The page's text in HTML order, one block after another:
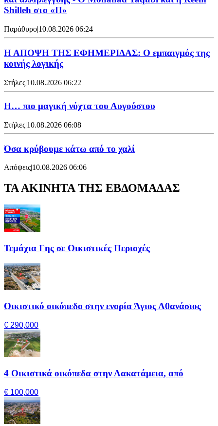
Shilleh στο «Π»
Παράθυρο|10.08.2026 06:24
Η ΑΠΟΨΗ ΤΗΣ ΕΦΗΜΕΡΙΔΑΣ: Ο εμπαιγμός της
κοινής λογικής
Στήλες|10.08.2026 06:22
Η… πιο μαγική νύχτα του Αυγούστου
Στήλες|10.08.2026 06:08
Όσα κρύβουμε κάτω από το χαλί
Απόψεις|10.08.2026 06:06
ΤΑ ΑΚΙΝΗΤΑ ΤΗΣ ΕΒΔΟΜΑΔΑΣ
Τεμάχια Γης σε Οικιστικές Περιοχές
Οικιστικό οικόπεδο στην ενορία Άγιος Αθανάσιος
€ 290,000
4 Οικιστικά οικόπεδα στην Λακατάμεια, από
€ 100,000